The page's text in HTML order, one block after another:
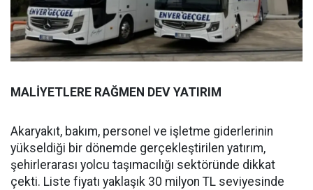
MALİYETLERE RAĞMEN DEV YATIRIM
Akaryakıt, bakım, personel ve işletme giderlerinin
yükseldiği bir dönemde gerçekleştirilen yatırım,
şehirlerarası yolcu taşımacılığı sektöründe dikkat
çekti. Liste fiyatı yaklaşık 30 milyon TL seviyesinde